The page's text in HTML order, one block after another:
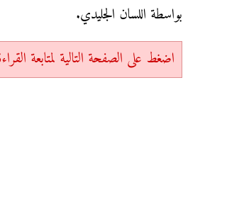
بواسطة اللسان الجليدي.
اضغط على الصفحة التالية لمتابعة